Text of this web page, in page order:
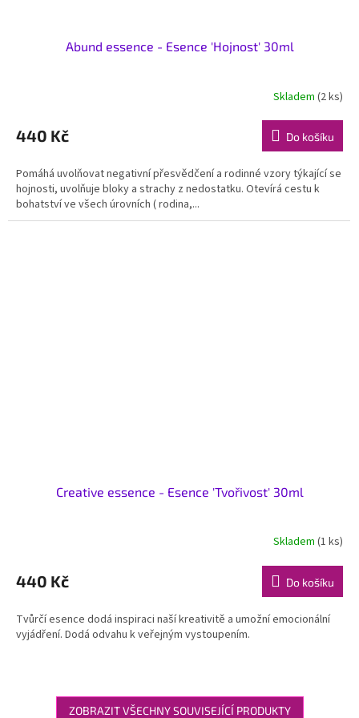
Abund essence - Esence 'Hojnost' 30ml
produktu
je
z
5
hvězdiček.
Skladem(2 ks)
440 Kč Do košíku
Pomáhá uvolňovat negativní přesvědčení a rodinné vzory týkající se
hojnosti, uvolňuje bloky a strachy z nedostatku. Otevírá cestu k
bohatství ve všech úrovních ( rodina,...
Creative essence - Esence 'Tvořivost' 30ml
Skladem (1 ks)
440 Kč Do košíku
Tvůrčí esence dodá inspiraci naší kreativitě a umožní emocionální
vyjádření. Dodá odvahu k veřejným vystoupením.
ZOBRAZIT VŠECHNY SOUVISEJÍCÍ PRODUKTY